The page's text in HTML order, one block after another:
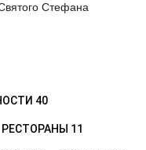
Стефана
40
РЕСТОРАНЫ 11